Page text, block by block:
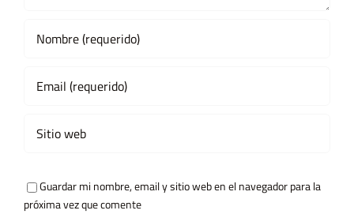
Guardar mi nombre, email y sitio web en el navegador para la
próxima vez que comente